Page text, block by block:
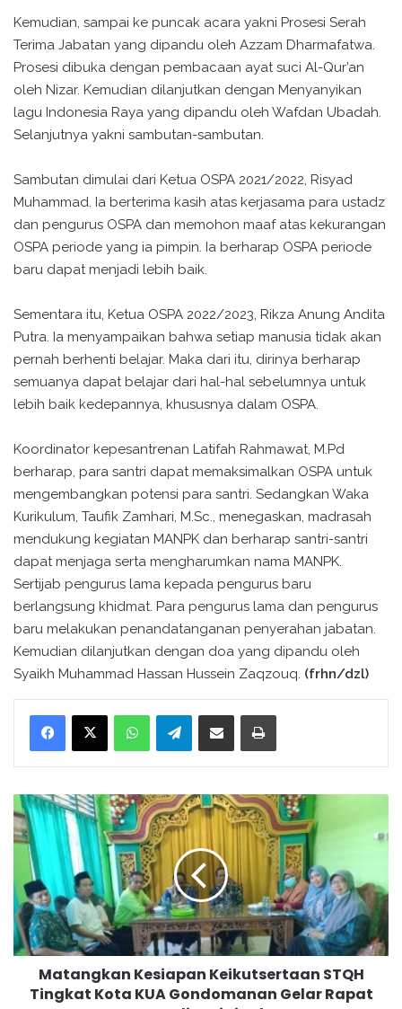
Kemudian, sampai ke puncak acara yakni Prosesi Serah
Terima Jabatan yang dipandu oleh Azzam Dharmafatwa.
Prosesi dibuka dengan pembacaan ayat suci Al-Qur’an
oleh Nizar. Kemudian dilanjutkan dengan Menyanyikan
lagu Indonesia Raya yang dipandu oleh Wafdan Ubadah.
Selanjutnya yakni sambutan-sambutan.
Sambutan dimulai dari Ketua OSPA 2021/2022, Risyad
Muhammad. Ia berterima kasih atas kerjasama para ustadz
dan pengurus OSPA dan memohon maaf atas kekurangan
OSPA periode yang ia pimpin. Ia berharap OSPA periode
baru dapat menjadi lebih baik.
Sementara itu, Ketua OSPA 2022/2023, Rikza Anung Andita
Putra. Ia menyampaikan bahwa setiap manusia tidak akan
pernah berhenti belajar. Maka dari itu, dirinya berharap
semuanya dapat belajar dari hal-hal sebelumnya untuk
lebih baik kedepannya, khususnya dalam OSPA.
Koordinator kepesantrenan Latifah Rahmawat, M.Pd
berharap, para santri dapat memaksimalkan OSPA untuk
mengembangkan potensi para santri. Sedangkan Waka
Kurikulum, Taufik Zamhari, M.Sc., menegaskan, madrasah
mendukung kegiatan MANPK dan berharap santri-santri
dapat menjaga serta mengharumkan nama MANPK.
Sertijab pengurus lama kepada pengurus baru
berlangsung khidmat. Para pengurus lama dan pengurus
baru melakukan penandatanganan penyerahan jabatan.
Kemudian dilanjutkan dengan doa yang dipandu oleh
Syaikh Muhammad Hassan Hussein Zaqzouq. (frhn/dzl)
WhatsApp Telegram
M
a
t
n
g
k
a
n
Matangkan Kesiapan Keikutsertaan STQH
Tingkat Kota KUA Gondomanan Gelar Rapat